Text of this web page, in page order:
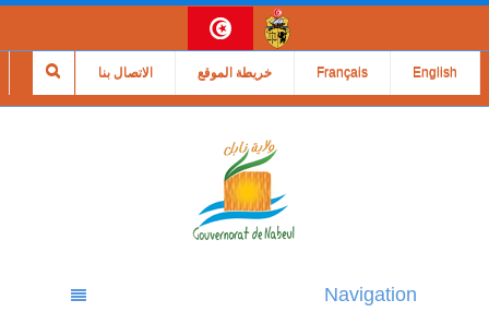
الاتصال بنا خريطة الموقع Français English
Navigation